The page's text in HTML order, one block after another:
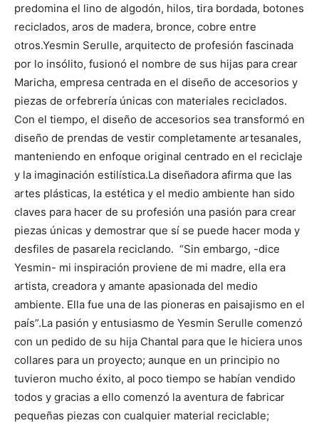
predomina el lino de algodón, hilos, tira bordada, botones
reciclados, aros de madera, bronce, cobre entre
otros.Yesmin Serulle, arquitecto de profesión fascinada
por lo insólito, fusionó el nombre de sus hijas para crear
Maricha, empresa centrada en el diseño de accesorios y
piezas de orfebrería únicas con materiales reciclados.
Con el tiempo, el diseño de accesorios sea transformó en
diseño de prendas de vestir completamente artesanales,
manteniendo en enfoque original centrado en el reciclaje
y la imaginación estilística.La diseñadora afirma que las
artes plásticas, la estética y el medio ambiente han sido
claves para hacer de su profesión una pasión para crear
piezas únicas y demostrar que sí se puede hacer moda y
desfiles de pasarela reciclando. “Sin embargo, -dice
Yesmin- mi inspiración proviene de mi madre, ella era
artista, creadora y amante apasionada del medio
ambiente. Ella fue una de las pioneras en paisajismo en el
país”.La pasión y entusiasmo de Yesmin Serulle comenzó
con un pedido de su hija Chantal para que le hiciera unos
collares para un proyecto; aunque en un principio no
tuvieron mucho éxito, al poco tiempo se habían vendido
todos y gracias a ello comenzó la aventura de fabricar
pequeñas piezas con cualquier material reciclable;